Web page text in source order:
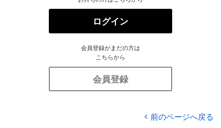
ログイン
会員登録がまだの方は
こちらから
会員登録
前のページへ戻る